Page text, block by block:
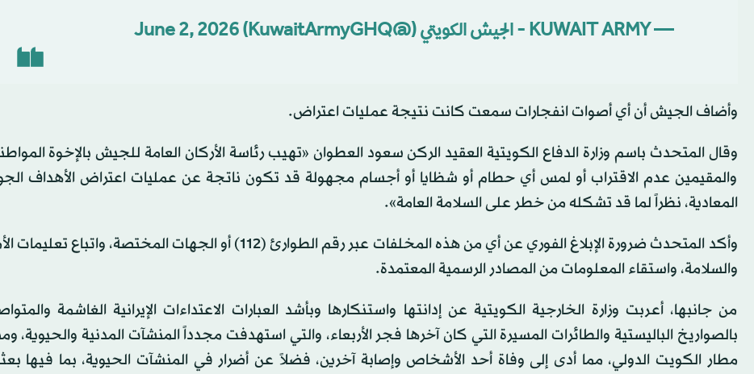
— KUWAIT ARMY - الجيش الكويتي (@KuwaitArmyGHQ) June 2, 2026
وأضاف الجيش أن أي أصوات انفجارات سمعت كانت نتيجة عمليات اعتراض.
وقال المتحدث باسم وزارة الدفاع الكويتية العقيد الركن سعود العطوان «تهيب رئاسة الأركان العامة للجيش بالإخوة
والمقيمين عدم الاقتراب أو لمس أي حطام أو شظايا أو أجسام مجهولة قد تكون ناتجة عن عمليات اعتراض الأهداف
المعادية، نظراً لما قد تشكله من خطر على السلامة العامة».
وأكد المتحدث ضرورة الإبلاغ الفوري عن أي من هذه المخلفات عبر رقم الطوارئ (112) أو الجهات المختصة، واتباع
والسلامة، واستقاء المعلومات من المصادر الرسمية المعتمدة.
من جانبها، أعربت وزارة الخارجية الكويتية عن إدانتها واستنكارها وبأشد العبارات الاعتداءات الإيرانية الغاشمة
بالصواريخ الباليستية والطائرات المسيرة التي كان آخرها فجر الأربعاء، والتي استهدفت مجدداً المنشآت المدنية والحيوية،
مطار الكويت الدولي، مما أدى إلى وفاة أحد الأشخاص وإصابة آخرين، فضلاً عن أضرار في المنشآت الحيوية، بما فيها